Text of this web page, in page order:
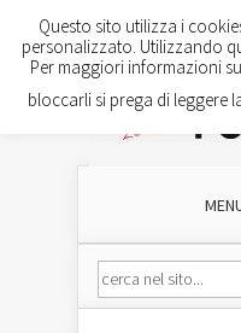
Questo sito utilizza i
personalizzato. Utilizzando
Per maggiori informazioni
bloccarli si prega di leggere